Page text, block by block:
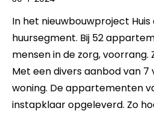
In het nieuwbouwproject
huursegment. Bij 52
mensen in de zorg,
Met een divers aanbod van
woning. De appartementen
instapklaar opgeleverd. Zo